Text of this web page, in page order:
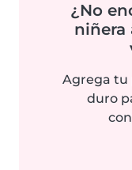
¿No
niñera
Agrega tu
duro